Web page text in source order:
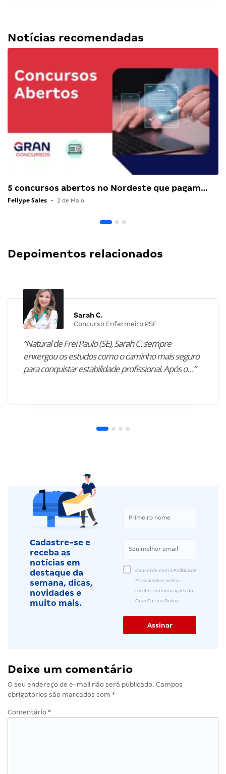
Notícias recomendadas
5 concursos abertos no Nordeste que pagam…
Fellype Sales • 2 de Maio
Depoimentos relacionados
Sarah C.
Concurso Enfermeiro PSF
“Natural de Frei Paulo (SE), Sarah C. sempre
enxergou os estudos como o caminho mais seguro
para conquistar estabilidade profissional. Após o…”
Cadastre-se e
receba as
notícias em
destaque da
semana, dicas,
novidades e
muito mais.
Concordo com a Política de
Privacidade e aceito
receber comunicações do
Gran Cursos Online.
Deixe um comentário
O seu endereço de e-mail não será publicado. Campos
obrigatórios são marcados com *
Comentário *